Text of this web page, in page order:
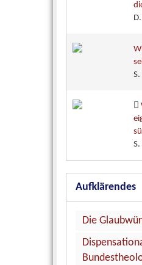
Aufklärendes
Die